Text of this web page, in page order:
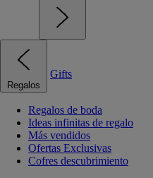
Regalos
Gifts
Regalos de boda
Ideas infinitas de regalo
Más vendidos
Ofertas Exclusivas
Cofres descubrimiento